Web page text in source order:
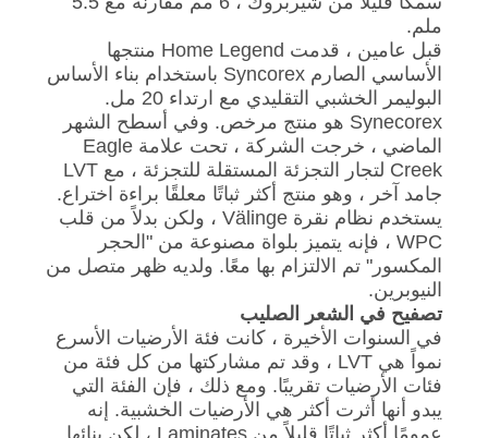
ملم.
قبل عامين ، قدمت Home Legend منتجها
الأساسي الصارم Syncorex باستخدام بناء الأساس
البوليمر الخشبي التقليدي مع ارتداء 20 مل.
Synecorex هو منتج مرخص. وفي أسطح الشهر
الماضي ، خرجت الشركة ، تحت علامة Eagle
Creek لتجار التجزئة المستقلة للتجزئة ، مع LVT
جامد آخر ، وهو منتج أكثر ثباتًا معلقًا براءة اختراع.
يستخدم نظام نقرة Välinge ، ولكن بدلاً من قلب
WPC ، فإنه يتميز بلواة مصنوعة من "الحجر
المكسور" تم الالتزام بها معًا. ولديه ظهر متصل من
النيوبرين.
تصفيح في الشعر الصليب
في السنوات الأخيرة ، كانت فئة الأرضيات الأسرع
نمواً هي LVT ، وقد تم مشاركتها من كل فئة من
فئات الأرضيات تقريبًا. ومع ذلك ، فإن الفئة التي
يبدو أنها أثرت أكثر هي الأرضيات الخشبية. إنه
عمومًا أكثر ثباتًا قليلاً من Laminates ، لكن بنائها